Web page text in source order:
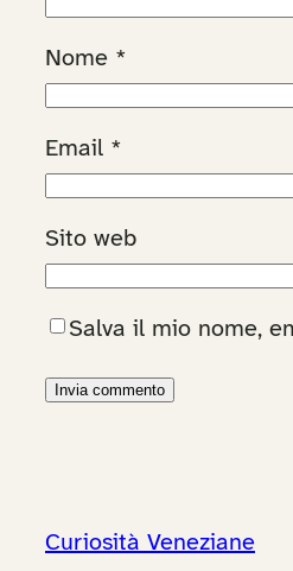
Nome *
Email *
Sito web
Salva il mio nome,
Curiosità Veneziane